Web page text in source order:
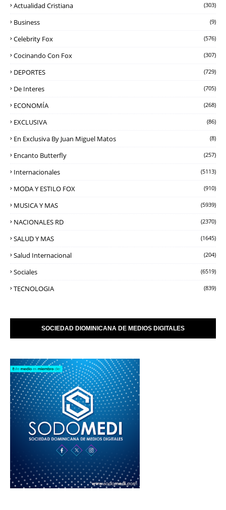
Actualidad Cristiana (303)
Business (9)
Celebrity Fox (576)
Cocinando Con Fox (307)
DEPORTES (729)
De Interes (705)
ECONOMÍA (268)
EXCLUSIVA (86)
En Exclusiva By Juan Miguel Matos (8)
Encanto Butterfly (257)
Internacionales (5113)
MODA Y ESTILO FOX (910)
MUSICA Y MAS (5939)
NACIONALES RD (2370)
SALUD Y MAS (1645)
Salud Internacional (204)
Sociales (6519)
TECNOLOGIA (839)
SOCIEDAD DIOMINICANA DE MEDIOS DIGITALES